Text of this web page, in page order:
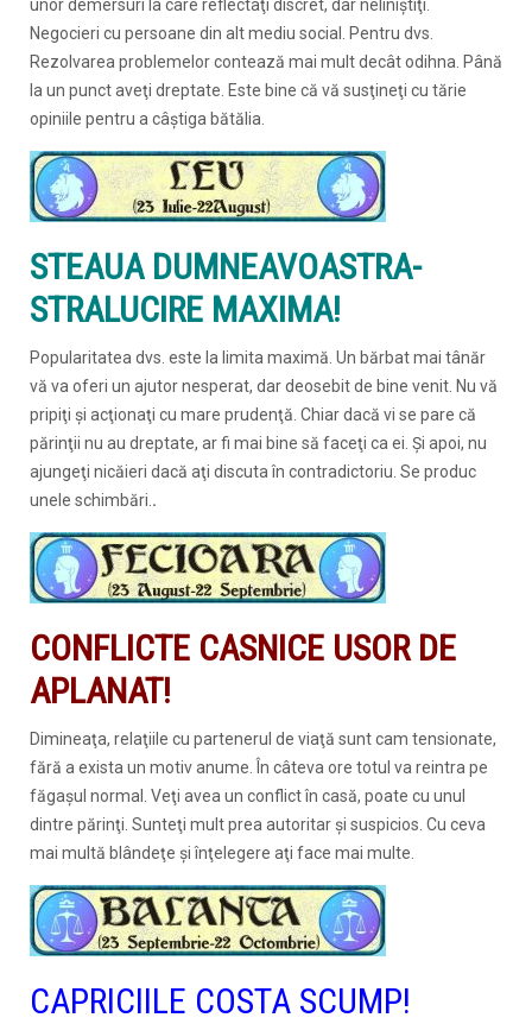
unor demersuri la care reflectaţi discret, dar neliniştiţi.
Negocieri cu persoane din alt mediu social. Pentru dvs.
Rezolvarea problemelor contează mai mult decât odihna. Până
la un punct aveţi dreptate. Este bine că vă susţineţi cu tărie
opiniile pentru a câştiga bătălia.
STEAUA DUMNEAVOASTRA-
STRALUCIRE MAXIMA!
Popularitatea dvs. este la limita maximă. Un bărbat mai tânăr
vă va oferi un ajutor nesperat, dar deosebit de bine venit. Nu vă
pripiţi şi acţionaţi cu mare prudenţă. Chiar dacă vi se pare că
părinţii nu au dreptate, ar fi mai bine să faceţi ca ei. Şi apoi, nu
ajungeţi nicăieri dacă aţi discuta în contradictoriu. Se produc
unele schimbări..
CONFLICTE CASNICE USOR DE
APLANAT!
Dimineaţa, relaţiile cu partenerul de viaţă sunt cam tensionate,
fără a exista un motiv anume. În câteva ore totul va reintra pe
făgaşul normal. Veţi avea un conflict în casă, poate cu unul
dintre părinţi. Sunteţi mult prea autoritar şi suspicios. Cu ceva
mai multă blândeţe şi înţelegere aţi face mai multe.
CAPRICIILE COSTA SCUMP!